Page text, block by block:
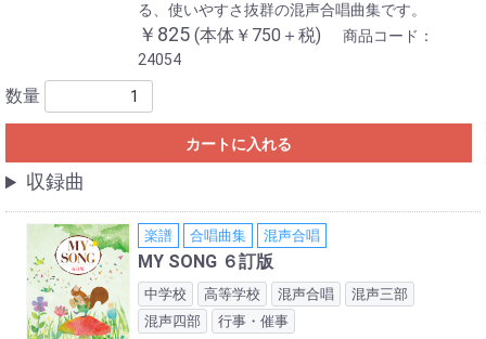
る、使いやすさ抜群の混声合唱曲集です。
￥825 (本体￥750＋税)
商品コード：
24054
数量
カートに入れる
収録曲
楽譜 合唱曲集 混声合唱
MY SONG ６訂版
中学校 高等学校 混声合唱
混声三部
混声四部
行事・催事